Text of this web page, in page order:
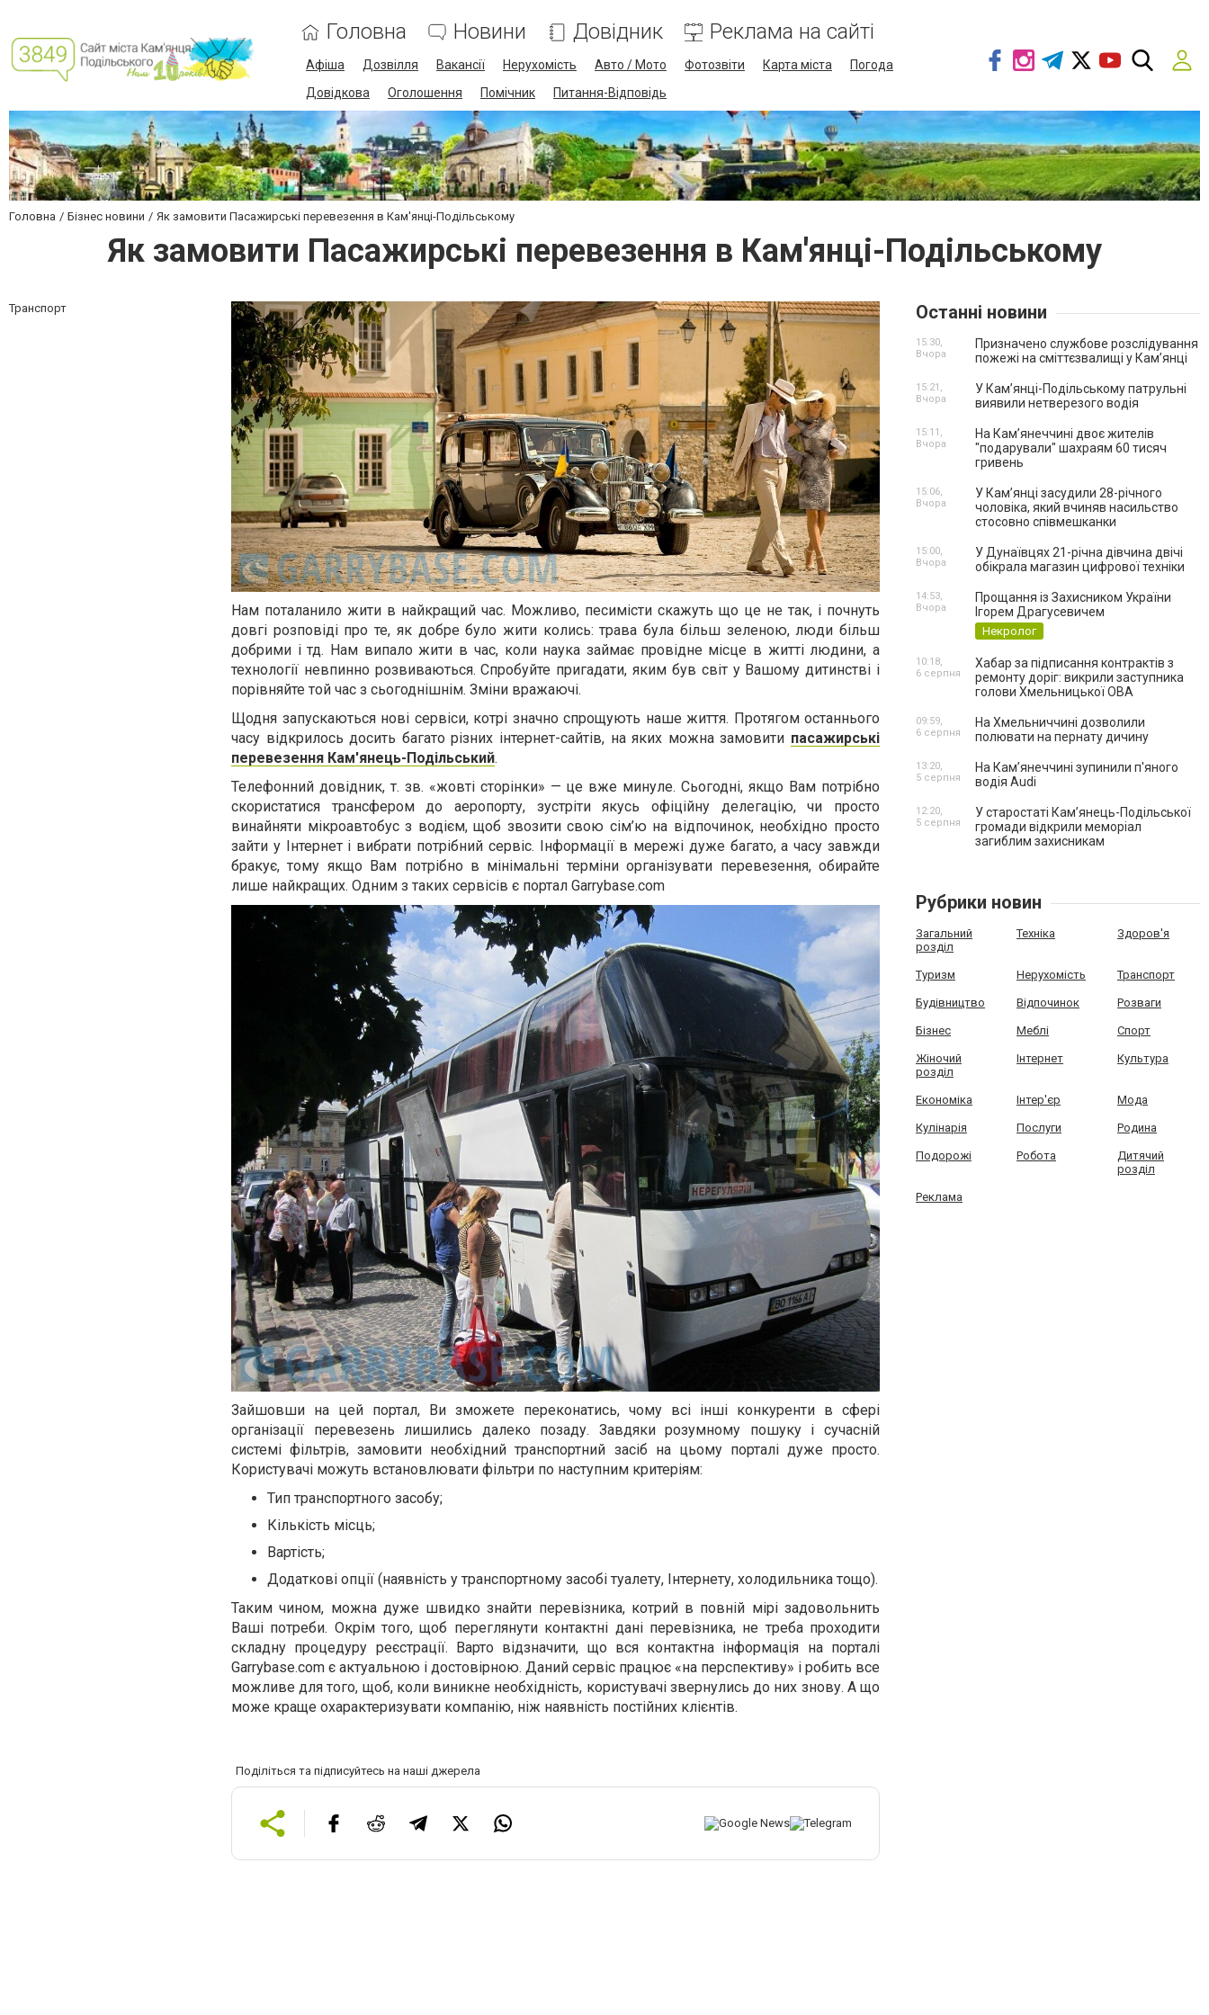
Головна Новини Довідник Реклама на сайті
Афіша Дозвілля Вакансії Нерухомість Авто / Мото Фотозвіти Карта міста
Погода
Довідкова
Оголошення Помічник Питання-Відповідь
Головна Бізнес новини Як замовити Пасажирські перевезення в Кам'янці-Подільському
Як замовити Пасажирські перевезення в Кам'янці-Подільському
Транспорт
Нам поталанило жити в найкращий час. Можливо, песимісти скажуть що це не так, і почнуть
довгі розповіді про те, як добре було жити колись: трава була більш зеленою, люди більш
добрими і тд. Нам випало жити в час, коли наука займає провідне місце в житті людини, а
технології невпинно розвиваються. Спробуйте пригадати, яким був світ у Вашому дитинстві і
порівняйте той час з сьогоднішнім. Зміни вражаючі.
Щодня запускаються нові сервіси, котрі значно спрощують наше життя. Протягом останнього
часу відкрилось досить багато різних інтернет-сайтів, на яких можна замовити пасажирські
перевезення Кам'янець-Подільський.
Телефонний довідник, т. зв. «жовті сторінки» — це вже минуле. Сьогодні, якщо Вам потрібно
скористатися трансфером до аеропорту, зустріти якусь офіційну делегацію, чи просто
винайняти мікроавтобус з водієм, щоб звозити свою сім’ю на відпочинок, необхідно просто
зайти у Інтернет і вибрати потрібний сервіс. Інформації в мережі дуже багато, а часу завжди
бракує, тому якщо Вам потрібно в мінімальні терміни організувати перевезення, обирайте
лише найкращих. Одним з таких сервісів є портал Garrybase.com
Зайшовши на цей портал, Ви зможете переконатись, чому всі інші конкуренти в сфері
організації перевезень лишились далеко позаду. Завдяки розумному пошуку і сучасній
системі фільтрів, замовити необхідний транспортний засіб на цьому порталі дуже просто.
Користувачі можуть встановлювати фільтри по наступним критеріям:
Тип транспортного засобу;
Кількість місць;
Вартість;
Додаткові опції (наявність у транспортному засобі туалету, Інтернету, холодильника тощо).
Таким чином, можна дуже швидко знайти перевізника, котрий в повній мірі задовольнить
Ваші потреби. Окрім того, щоб переглянути контактні дані перевізника, не треба проходити
складну процедуру реєстрації. Варто відзначити, що вся контактна інформація на порталі
Garrybase.com є актуальною і достовірною. Даний сервіс працює «на перспективу» і робить все
можливе для того, щоб, коли виникне необхідність, користувачі звернулись до них знову. А що
може краще охарактеризувати компанію, ніж наявність постійних клієнтів.
Поділіться та підписуйтесь на наші джерела
Останні новини
Призначено службове розслідування
пожежі на сміттєзвалищі у Кам’янці
15:30,
Вчора
У Кам’янці-Подільському патрульні
виявили нетверезого водія
15:21,
Вчора
На Камʼянеччині двоє жителів
"подарували" шахраям 60 тисяч
гривень
15:11,
Вчора
У Камʼянці засудили 28-річного
чоловіка, який вчиняв насильство
стосовно співмешканки
15:06,
Вчора
У Дунаївцях 21-річна дівчина двічі
обікрала магазин цифрової техніки
15:00,
Вчора
Прощання із Захисником України
Ігорем Драгусевичем
Некролог
14:53,
Вчора
Хабар за підписання контрактів з
ремонту доріг: викрили заступника
голови Хмельницької ОВА
10:18,
6 серпня
На Хмельниччині дозволили
полювати на пернату дичину
09:59,
6 серпня
На Камʼянеччині зупинили п'яного
водія Audi
13:20,
5 серпня
У старостаті Кам’янець-Подільської
громади відкрили меморіал
загиблим захисникам
12:20,
5 серпня
Рубрики новин
Загальний
розділ
Техніка Здоров'я
Туризм Нерухомість Транспорт
Будівництво Відпочинок Розваги
Бізнес Меблі Спорт
Жіночий
розділ
Інтернет Культура
Економіка Інтер'єр Мода
Кулінарія Послуги Родина
Подорожі Робота
Дитячий
розділ
Реклама